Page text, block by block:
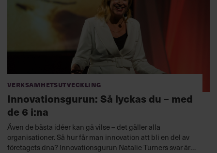
Verksamhetsutveckling
Innovationsgurun: Så lyckas du – med
de 6 i:na
Även de bästa idéer kan gå vilse – det gäller alla
organisationer. Så hur får man innovation att bli en del av
företagets dna? Innovationsgurun Natalie Turners svar är